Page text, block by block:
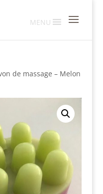
MENU
de massage – Melon